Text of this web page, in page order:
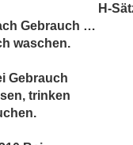
H-
Gebrauch …
waschen.
Gebrauch
trinken